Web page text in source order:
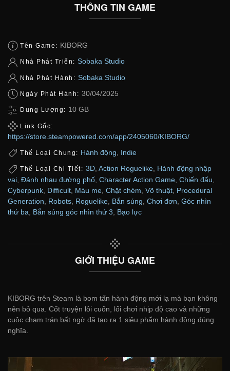
THÔNG TIN GAME
Tên Game: KIBORG
Nhà Phát Triển: Sobaka Studio
Nhà Phát Hành: Sobaka Studio
Ngày Phát Hành: 30/04/2025
Dung Lượng: 10 GB
Link Gốc:
https://store.steampowered.com/app/2405060/KIBORG/
Thể Loại Chung: Hành động Indie
Thể Loại Chi Tiết: 3D, Action Roguelike, Hành động nhập
vai Đánh nhau đường phố Character Action Game Chiến đấu
Cyberpunk Difficult Máu me Chặt chém Võ thuật Procedural
Generation
Robots Roguelike Bắn súng Chơi đơn Góc nhìn
thứ ba
Bắn súng góc nhìn thứ 3 Bạo lực
GIỚI THIỆU GAME
KIBORG trên Steam là bom tấn hành động mới lạ mà bạn không
nên bỏ qua. Cốt truyện lôi cuốn, lối chơi nhịp độ cao và những
cuộc chạm trán bất ngờ đã tạo ra 1 siêu phẩm hành động đúng
nghĩa.